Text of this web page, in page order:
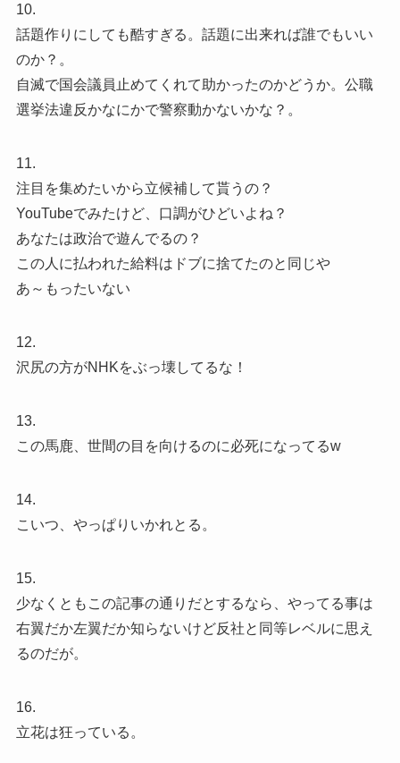
10.
話題作りにしても酷すぎる。話題に出来れば誰でもいい
のか？。
自滅で国会議員止めてくれて助かったのかどうか。公職
選挙法違反かなにかで警察動かないかな？。
11.
注目を集めたいから立候補して貰うの？
YouTubeでみたけど、口調がひどいよね？
あなたは政治で遊んでるの？
この人に払われた給料はドブに捨てたのと同じや
あ～もったいない
12.
沢尻の方がNHKをぶっ壊してるな！
13.
この馬鹿、世間の目を向けるのに必死になってるw
14.
こいつ、やっぱりいかれとる。
15.
少なくともこの記事の通りだとするなら、やってる事は
右翼だか左翼だか知らないけど反社と同等レベルに思え
るのだが。
16.
立花は狂っている。